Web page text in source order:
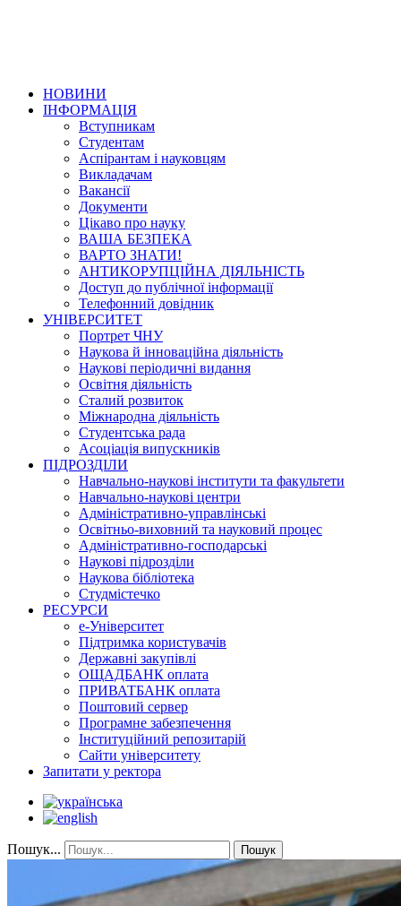
НОВИНИ
ІНФОРМАЦІЯ
Вступникам
Студентам
Аспірантам і науковцям
Викладачам
Вакансії
Документи
Цікаво про науку
ВАША БЕЗПЕКА
ВАРТО ЗНАТИ!
АНТИКОРУПЦІЙНА ДІЯЛЬНІСТЬ
Доступ до публічної інформації
Телефонний довідник
УНІВЕРСИТЕТ
Портрет ЧНУ
Наукова й інноваційна діяльність
Наукові періодичні видання
Освітня діяльність
Сталий розвиток
Міжнародна діяльність
Студентська рада
Асоціація випускників
ПІДРОЗДІЛИ
Навчально-наукові інститути та факультети
Навчально-наукові центри
Адміністративно-управлінські
Освітньо-виховний та науковий процес
Адміністративно-господарські
Наукові підрозділи
Наукова бібліотека
Студмістечко
РЕСУРСИ
е-Університет
Підтримка користувачів
Державні закупівлі
ОЩАДБАНК оплата
ПРИВАТБАНК оплата
Поштовий сервер
Програмне забезпечення
Інституційний репозитарій
Сайти університету
Запитати у ректора
Пошук... Пошук